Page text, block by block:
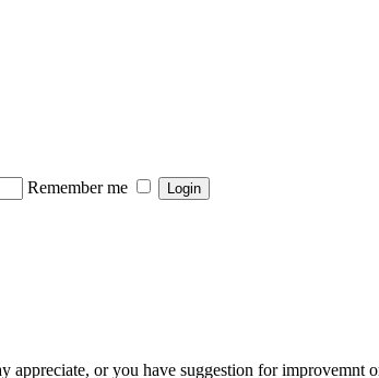
Remember me
or you have suggestion for improvemnt